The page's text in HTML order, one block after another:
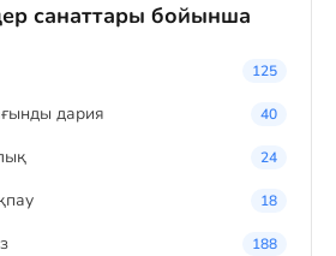
санаттары бойынша
125
дария 40
24
18
188